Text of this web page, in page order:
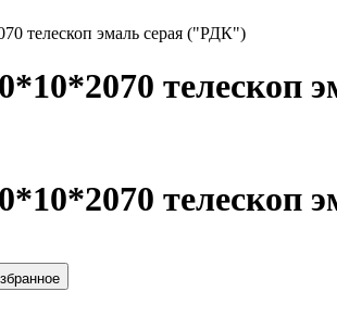
телескоп эмаль серая ("РДК")
телескоп
телескоп